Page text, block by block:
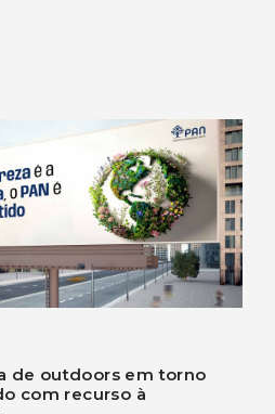
de outdoors em torno
com recurso à